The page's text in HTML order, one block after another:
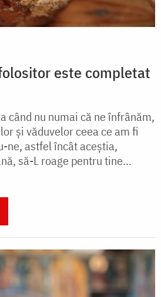
este completat
când nu numai că ne înfrânăm,
și văduvelor ceea ce am fi
ne, astfel încât aceștia,
să-L roage pentru tine...